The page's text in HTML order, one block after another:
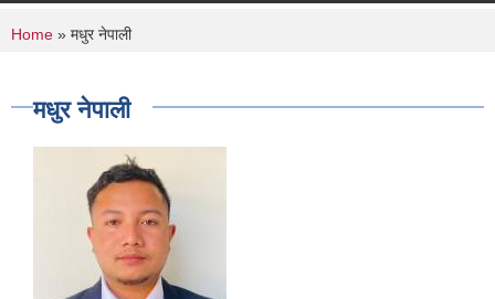
You are here
Home » मधुर नेपाली
मधुर नेपाली